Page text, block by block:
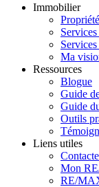
Immobilier
Ma
Ressources
Blogue
Guide
Guide
Outils
Liens utiles
Mon
RE/